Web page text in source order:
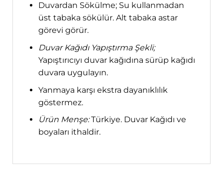
Duvardan Sökülme; Su kullanmadan
üst tabaka sökülür. Alt tabaka astar
görevi görür.
Duvar Kağıdı Yapıştırma Şekli;
Yapıştırıcıyı duvar kağıdına sürüp kağıdı
duvara uygulayın.
Yanmaya karşı ekstra dayanıklılık
göstermez.
Ürün Menşe:Türkiye. Duvar Kağıdı ve
boyaları ithaldir.